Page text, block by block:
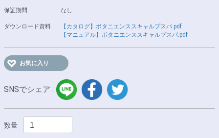
保証期間 なし
ダウンロード資料
【カタログ】ボタニエンススキャルプスパ.pdf
【マニュアル】ボタニエンススキャルプスパ.pdf
お気に入り
SNSでシェア :
LINE facebook
数量